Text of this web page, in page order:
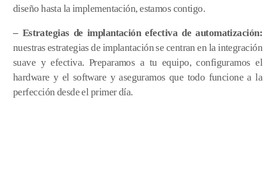
diseño hasta la implementación, estamos contigo.
– Estrategias de implantación efectiva de automatización:
nuestras estrategias de implantación se centran en la integración
suave y efectiva. Preparamos a tu equipo, configuramos el
hardware y el software y aseguramos que todo funcione a la
perfección desde el primer día.